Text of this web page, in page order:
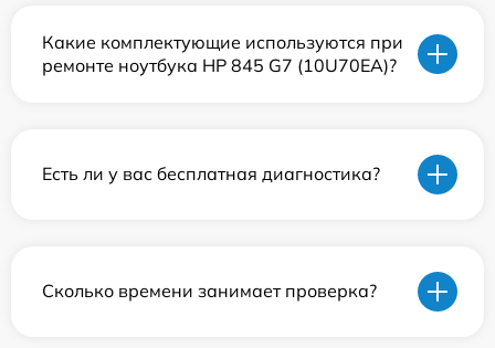
Какие комплектующие используются при
ремонте ноутбука HP 845 G7 (10U70EA)?
Есть ли у вас бесплатная диагностика?
Сколько времени занимает проверка?